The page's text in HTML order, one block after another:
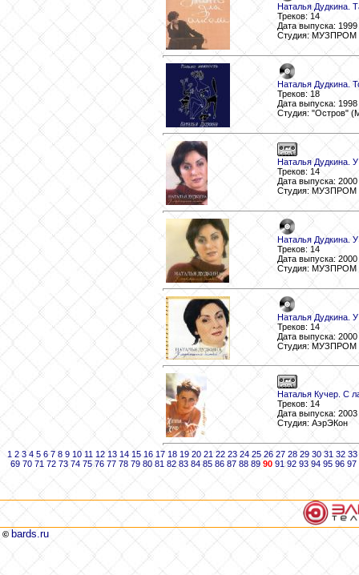
Наталья Дудкина.
Треков: 14
Дата выпуска: 1999
Студия: МУЗПРОМ
Наталья Дудкина.
Треков: 18
Дата выпуска: 1998
Студия: "Остров"
Наталья Дудкина.
Треков: 14
Дата выпуска: 2000
Студия: МУЗПРОМ
Наталья Дудкина.
Треков: 14
Дата выпуска: 2000
Студия: МУЗПРОМ
Наталья Дудкина.
Треков: 14
Дата выпуска: 2000
Студия: МУЗПРОМ
Наталья Кучер. С
Треков: 14
Дата выпуска: 2003
Студия: АэрЭКон
1 2 3 4 5 6 7 8 9 10 11 12 13 14 15 16 17 18 19 20 21 22 23 24 25 26 27 28 29 30 31 32 33
69 70 71 72 73 74 75 76 77 78 79 80 81 82 83 84 85 86 87 88 89 90 91 92 93 94 95 96 97
© bards.ru